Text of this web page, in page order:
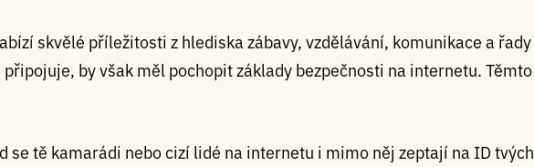
skvělé příležitosti z hlediska zábavy, vzdělávání, komunikace a
připojuje, by však měl pochopit základy bezpečnosti na internetu.
se tě kamarádi nebo cizí lidé na internetu i mimo něj zeptají na ID